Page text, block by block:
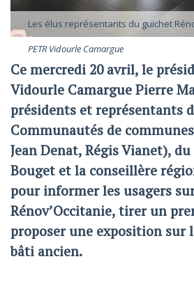
Les élus représentants du guichet
PETR Vidourle Camargue
Ce mercredi 20 avril, le
Vidourle Camargue Pierre
présidents et représentants
Communautés de
Jean Denat, Régis Vianet),
Bouget et la conseillère
pour informer les usagers
Rénov’Occitanie, tirer un
proposer une exposition sur
bâti ancien.